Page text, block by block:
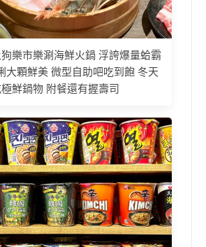
樂市樂涮海鮮火鍋 浮誇爆量蛤霸
大顆鮮美 微型自助吧吃到飽 冬天
鮮鍋物 附餐還有握壽司